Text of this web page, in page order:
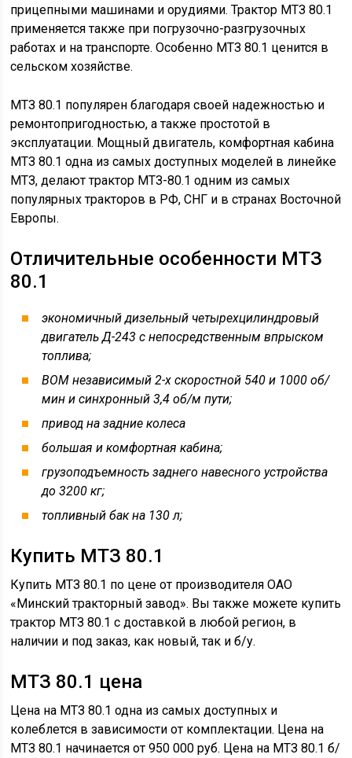
прицепными машинами и орудиями. Трактор МТЗ 80.1
применяется также при погрузочно-разгрузочных
работах и на транспорте. Особенно МТЗ 80.1 ценится в
сельском хозяйстве.
МТЗ 80.1 популярен благодаря своей надежностью и
ремонтопригодностью, а также простотой в
эксплуатации. Мощный двигатель, комфортная кабина
МТЗ 80.1 одна из самых доступных моделей в линейке
МТЗ, делают трактор МТЗ-80.1 одним из самых
популярных тракторов в РФ, СНГ и в странах Восточной
Европы.
Отличительные особенности МТЗ
80.1
экономичный дизельный четырехцилиндровый
двигатель Д-243 с непосредственным впрыском
топлива;
ВОМ независимый 2-х скоростной 540 и 1000 об/
мин и синхронный 3,4 об/м пути;
привод на задние колеса
большая и комфортная кабина;
грузоподъемность заднего навесного устройства
до 3200 кг;
топливный бак на 130 л;
Купить МТЗ 80.1
Купить МТЗ 80.1 по цене от производителя ОАО
«Минский тракторный завод». Вы также можете купить
трактор МТЗ 80.1 с доставкой в любой регион, в
наличии и под заказ, как новый, так и б/у.
МТЗ 80.1 цена
Цена на МТЗ 80.1 одна из самых доступных и
колеблется в зависимости от комплектации. Цена на
МТЗ 80.1 начинается от 950 000 руб. Цена на МТЗ 80.1 б/